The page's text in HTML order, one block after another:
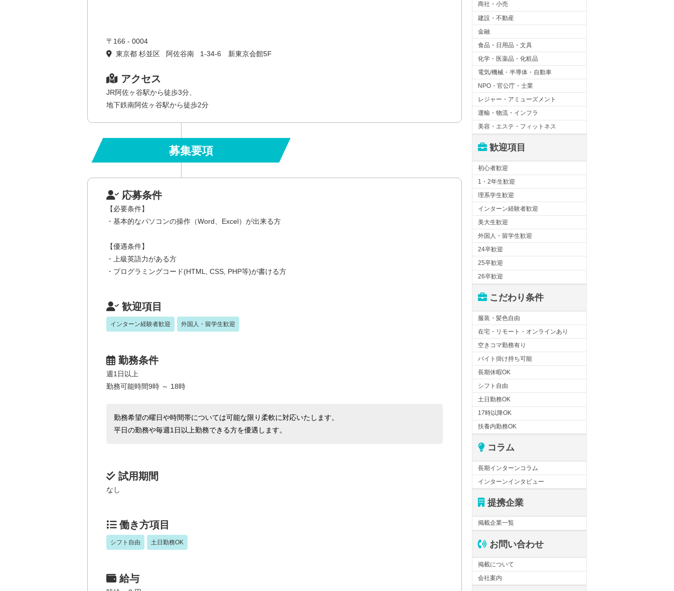
〒166 - 0004
東京都 杉並区 阿佐谷南 1-34-6 新東京会館5F
アクセス
JR阿佐ヶ谷駅から徒歩3分、
地下鉄南阿佐ヶ谷駅から徒歩2分
募集要項
応募条件
【必要条件】
・基本的なパソコンの操作（Word、Excel）が出来る方
【優遇条件】
・上級英語力がある方
・プログラミングコード(HTML, CSS, PHP等)が書ける方
歓迎項目
インターン経験者歓迎 外国人・留学生歓迎
勤務条件
週1日以上
勤務可能時間9時 ～ 18時
勤務希望の曜日や時間帯については可能な限り柔軟に対応いたします。
平日の勤務や毎週1日以上勤務できる方を優遇します。
試用期間
なし
働き方項目
シフト自由 土日勤務OK
給与
商社・小売
建設・不動産
金融
食品・日用品・文具
化学・医薬品・化粧品
電気/機械・半導体・自動車
NPO・官公庁・士業
レジャー・アミューズメント
運輸・物流・インフラ
美容・エステ・フィットネス
歓迎項目
初心者歓迎
1・2年生歓迎
理系学生歓迎
インターン経験者歓迎
美大生歓迎
外国人・留学生歓迎
24卒歓迎
25卒歓迎
26卒歓迎
こだわり条件
服装・髪色自由
在宅・リモート・オンラインあり
空きコマ勤務有り
バイト掛け持ち可能
長期休暇OK
シフト自由
土日勤務OK
17時以降OK
扶養内勤務OK
コラム
長期インターンコラム
インターンインタビュー
提携企業
掲載企業一覧
お問い合わせ
掲載について
会社案内